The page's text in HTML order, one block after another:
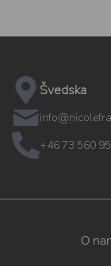
Švedska
+46 73 560
O